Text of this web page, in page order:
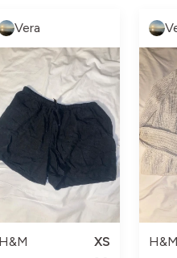
Vera
H&M
XS
H&M